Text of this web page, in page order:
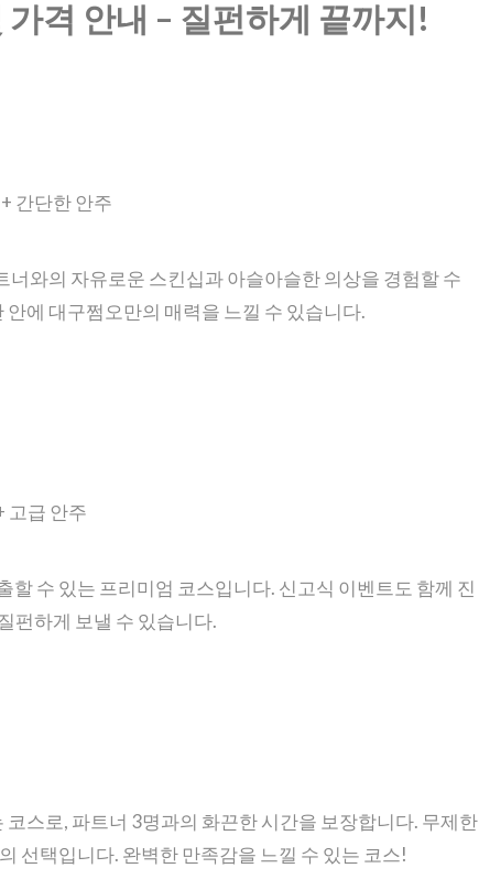
격 안내 – 질펀하게 끝까지!
간단한 안주
너와의 자유로운 스킨십과 아슬아슬한 의상을 경험할 수
에 대구쩜오만의 매력을 느낄 수 있습니다.
고급 안주
할 수 있는 프리미엄 코스입니다. 신고식 이벤트도 함께 진
펀하게 보낼 수 있습니다.
스로, 파트너 3명과의 화끈한 시간을 보장합니다. 무제한
선택입니다. 완벽한 만족감을 느낄 수 있는 코스!